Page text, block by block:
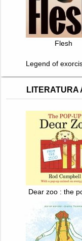
Flesh
Legend of
LITERATURA
Dear zoo : the